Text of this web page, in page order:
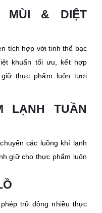
MÙI & DIỆT
tích hợp với tinh thể bạc
khuẩn tối ưu, kết hợp
thực phẩm luôn tươi
LẠNH TUẦN
các luồng khí lạnh
giữ cho thực phẩm luôn
trữ đông nhiều thực